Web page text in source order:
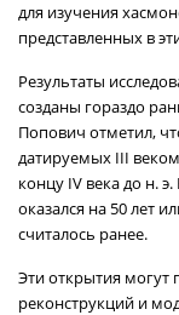
для изучения
представленных в
Результаты
созданы гораздо
Попович отметил,
датируемых III
концу IV века до н.
оказался на 50 лет
считалось ранее.
Эти открытия могут
реконструкций и